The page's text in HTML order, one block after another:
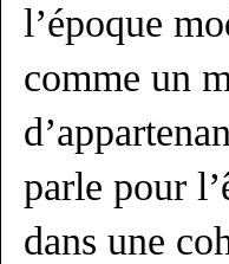
l’époque
comme un
parle pour
dans une